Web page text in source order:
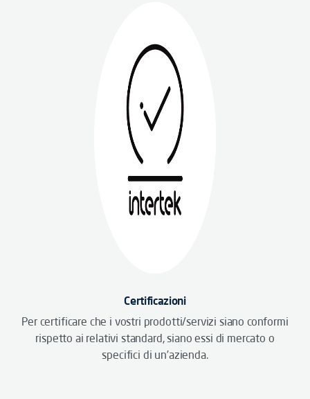
Certificazioni
Per certificare che i vostri prodotti/servizi siano conformi
rispetto ai relativi standard, siano essi di mercato o
specifici di un’azienda.